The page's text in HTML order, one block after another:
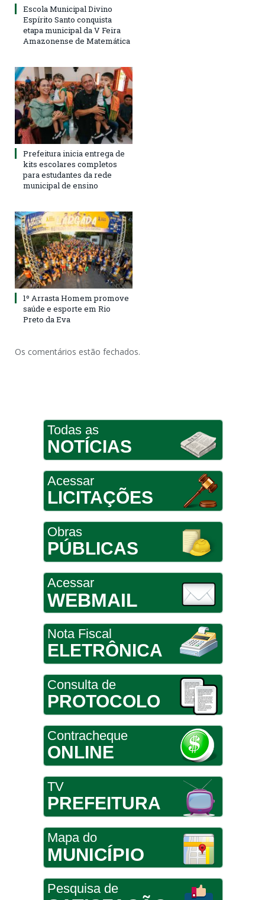
Escola Municipal Divino
Espírito Santo conquista
etapa municipal da V Feira
Amazonense de Matemática
Prefeitura inicia entrega de
kits escolares completos
para estudantes da rede
municipal de ensino
1º Arrasta Homem promove
saúde e esporte em Rio
Preto da Eva
Os comentários estão fechados.
Todas as
NOTÍCIAS
Acessar
LICITAÇÕES
Obras
PÚBLICAS
Acessar
WEBMAIL
Nota Fiscal
ELETRÔNICA
Consulta de
PROTOCOLO
Contracheque
ONLINE
TV
PREFEITURA
Mapa do
MUNICÍPIO
Pesquisa de